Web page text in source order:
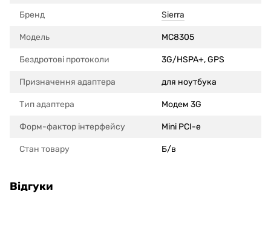
Бренд Sierra
Модель MC8305
Бездротові протоколи 3G/HSPA+, GPS
Призначення адаптера для ноутбука
Тип адаптера Модем 3G
Форм-фактор інтерфейсу Mini PCI-e
Стан товару Б/в
Відгуки